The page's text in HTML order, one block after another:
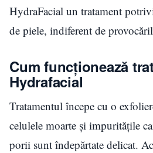
HydraFacial un tratament
de piele, indiferent de
Cum funcționează
Hydrafacial
Tratamentul începe cu o
celulele moarte și impuritățile
porii sunt îndepărtate delicat.